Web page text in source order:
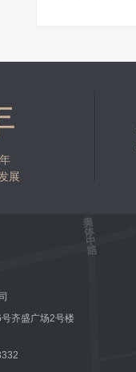
展
齐盛广场2号楼